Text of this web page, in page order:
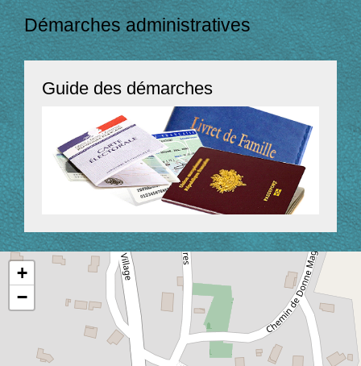
Démarches administratives
Guide des démarches
+
−